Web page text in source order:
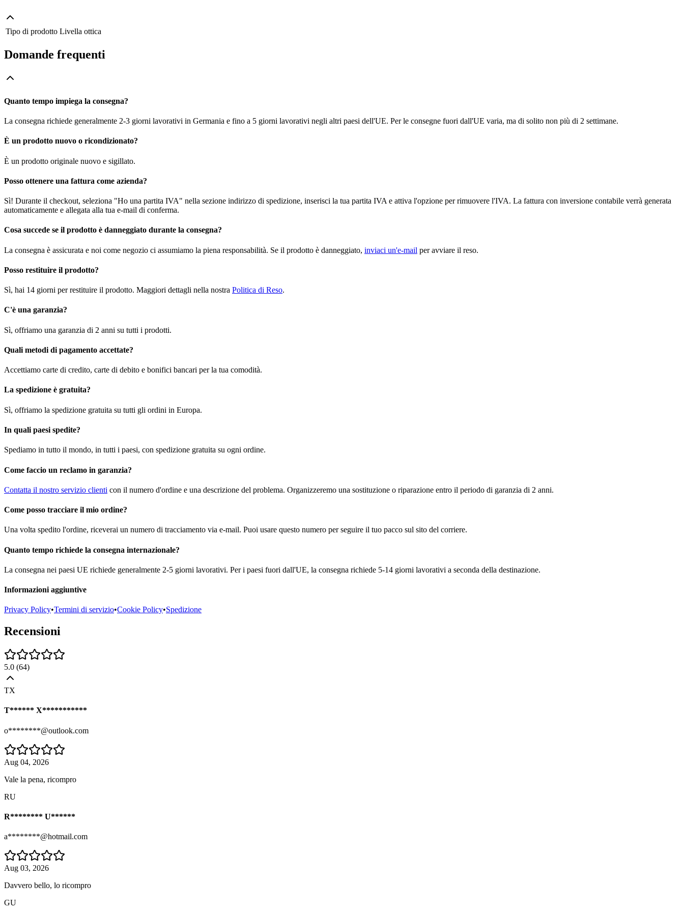
Tipo di prodotto Livella ottica
Domande frequenti
Quanto tempo impiega la consegna?
La consegna richiede generalmente 2-3 giorni lavorativi in Germania e fino a 5 giorni lavorativi negli altri paesi dell'UE. Per le consegne fuori dall'UE varia, ma di solito non più di 2 settimane.
È un prodotto nuovo o ricondizionato?
È un prodotto originale nuovo e sigillato.
Posso ottenere una fattura come azienda?
Sì! Durante il checkout, seleziona "Ho una partita IVA" nella sezione indirizzo di spedizione, inserisci la tua partita IVA e attiva l'opzione per rimuovere l'IVA. La fattura con inversione contabile verrà generata
automaticamente e allegata alla tua e-mail di conferma.
Cosa succede se il prodotto è danneggiato durante la consegna?
La consegna è assicurata e noi come negozio ci assumiamo la piena responsabilità. Se il prodotto è danneggiato, inviaci un'e-mail per avviare il reso.
Posso restituire il prodotto?
Sì, hai 14 giorni per restituire il prodotto. Maggiori dettagli nella nostra Politica di Reso.
C'è una garanzia?
Sì, offriamo una garanzia di 2 anni su tutti i prodotti.
Quali metodi di pagamento accettate?
Accettiamo carte di credito, carte di debito e bonifici bancari per la tua comodità.
La spedizione è gratuita?
Sì, offriamo la spedizione gratuita su tutti gli ordini in Europa.
In quali paesi spedite?
Spediamo in tutto il mondo, in tutti i paesi, con spedizione gratuita su ogni ordine.
Come faccio un reclamo in garanzia?
Contatta il nostro servizio clienti con il numero d'ordine e una descrizione del problema. Organizzeremo una sostituzione o riparazione entro il periodo di garanzia di 2 anni.
Come posso tracciare il mio ordine?
Una volta spedito l'ordine, riceverai un numero di tracciamento via e-mail. Puoi usare questo numero per seguire il tuo pacco sul sito del corriere.
Quanto tempo richiede la consegna internazionale?
La consegna nei paesi UE richiede generalmente 2-5 giorni lavorativi. Per i paesi fuori dall'UE, la consegna richiede 5-14 giorni lavorativi a seconda della destinazione.
Informazioni aggiuntive
Privacy Policy•Termini di servizio•Cookie Policy•Spedizione
Recensioni
5.0 (64)
TX
T****** X***********
o********@outlook.com
Aug 04, 2026
Vale la pena, ricompro
RU
R******** U******
a********@hotmail.com
Aug 03, 2026
Davvero bello, lo ricompro
GU